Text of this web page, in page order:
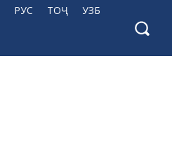
РУС ТОҶ УЗБ